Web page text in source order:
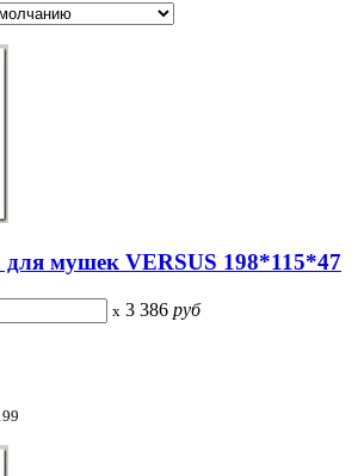
для мушек VERSUS 198*115*47
x 3 386 руб